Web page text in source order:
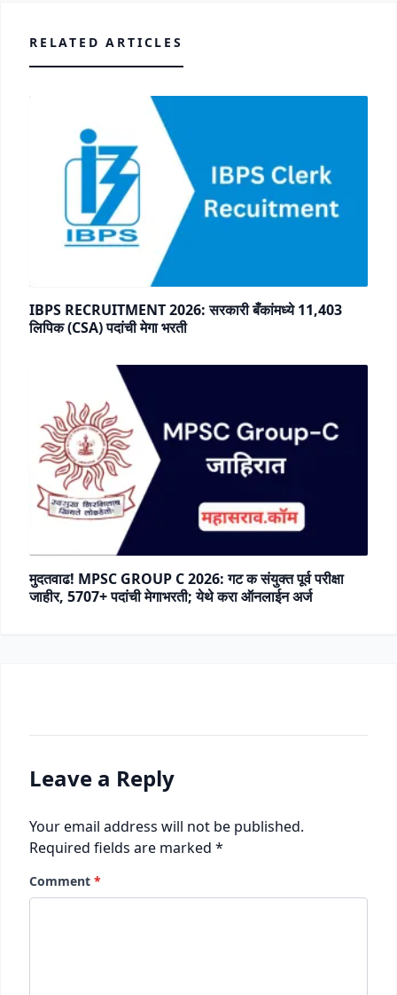
RELATED ARTICLES
IBPS RECRUITMENT 2026: सरकारी बँकांमध्ये 11,403
लिपिक (CSA) पदांची मेगा भरती
मुदतवाढ! MPSC GROUP C 2026: गट क संयुक्त पूर्व परीक्षा
जाहीर, 5707+ पदांची मेगाभरती; येथे करा ऑनलाईन अर्ज
Leave a Reply
Your email address will not be published.
Required fields are marked *
Comment *